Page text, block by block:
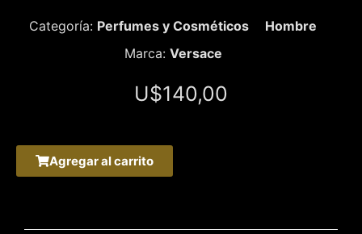
Categoría: Perfumes y Cosméticos
Hombre
Marca: Versace
U$140,00
Agregar al carrito